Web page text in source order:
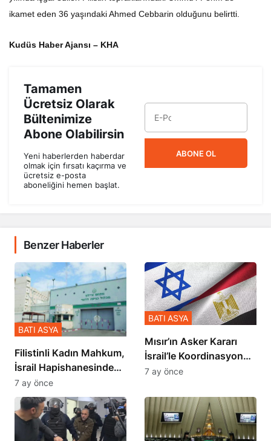
ikamet eden 36 yaşındaki Ahmed Cebbarin olduğunu belirtti.
Kudüs Haber Ajansı – KHA
Tamamen
Ücretsiz Olarak
Bültenimize
Abone Olabilirsin
Yeni haberlerden haberdar
olmak için fırsatı kaçırma ve
ücretsiz e-posta
aboneliğini hemen başlat.
ABONE OL
Benzer Haberler
Filistinli Kadın Mahkum,
İsrail Hapishanesindeki
Zulmü Anlattı
BATI ASYA
7 ay önce
Mısır’ın Asker Kararı
İsrail’le Koordinasyon
İçinde Gerçekleşmiş
BATI ASYA
7 ay önce